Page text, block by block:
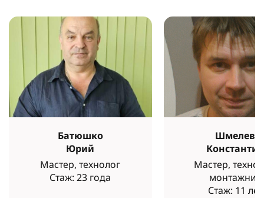
Батюшко
Юрий
Мастер, технолог
Стаж: 23 года
Шмелев
Константин
Мастер,
монтажник
Стаж: 11 лет